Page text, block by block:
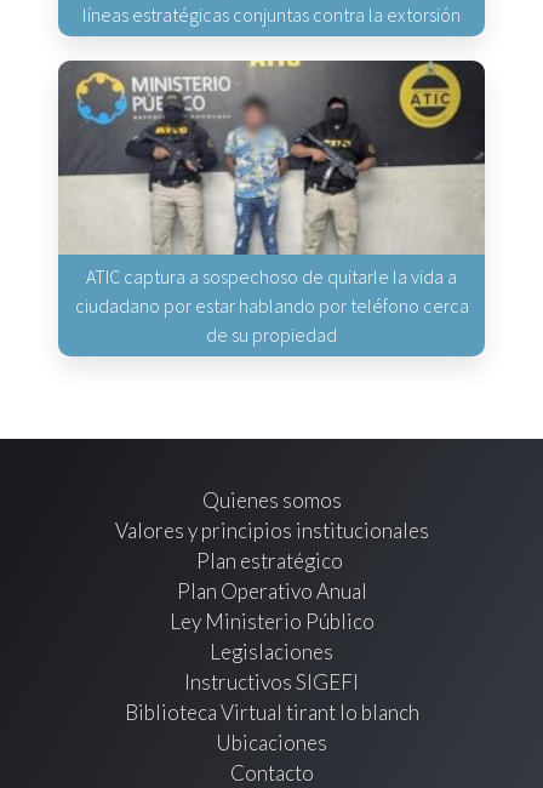
líneas estratégicas conjuntas contra la extorsión
ATIC captura a sospechoso de quitarle la vida a
ciudadano por estar hablando por teléfono cerca
de su propiedad
Quienes somos
Valores y principios institucionales
Plan estratégico
Plan Operativo Anual
Ley Ministerio Público
Legislaciones
Instructivos SIGEFI
Biblioteca Virtual tirant lo blanch
Ubicaciones
Contacto